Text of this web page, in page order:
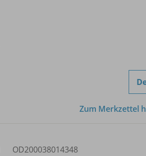
Zum Merkzettel
OD200038014348